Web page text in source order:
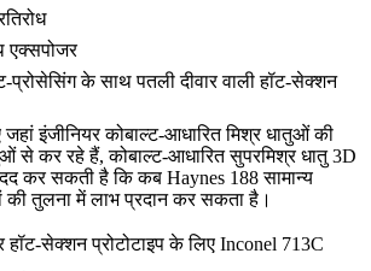
एक्सपोजर
प्रोसेसिंग के साथ पतली दीवार वाली हॉट-सेक्शन
इंजीनियर कोबाल्ट-आधारित मिश्र धातुओं की
से कर रहे हैं,कोबाल्ट-आधारित सुपरमिश्र धातु 3D
कर सकती है कि कब Haynes 188 सामान्य
की तुलना में लाभ प्रदान कर सकता है।
सेक्शन प्रोटोटाइप के लिए Inconel 713C